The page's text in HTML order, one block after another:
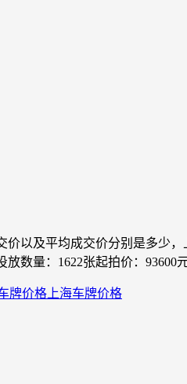
价以及平均成交价分别是多少
数量：1622张起拍价：93600
牌价格 上海车牌价格